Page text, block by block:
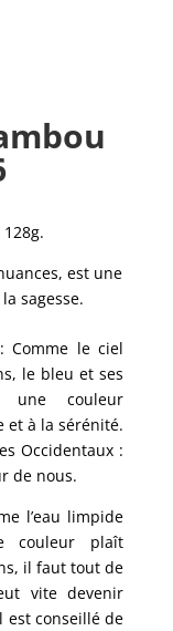
est une
sagesse.
Comme le ciel
le bleu et ses
une couleur
et à la sérénité.
Occidentaux :
de nous.
l’eau limpide
couleur plaît
il faut tout de
vite devenir
est conseillé de